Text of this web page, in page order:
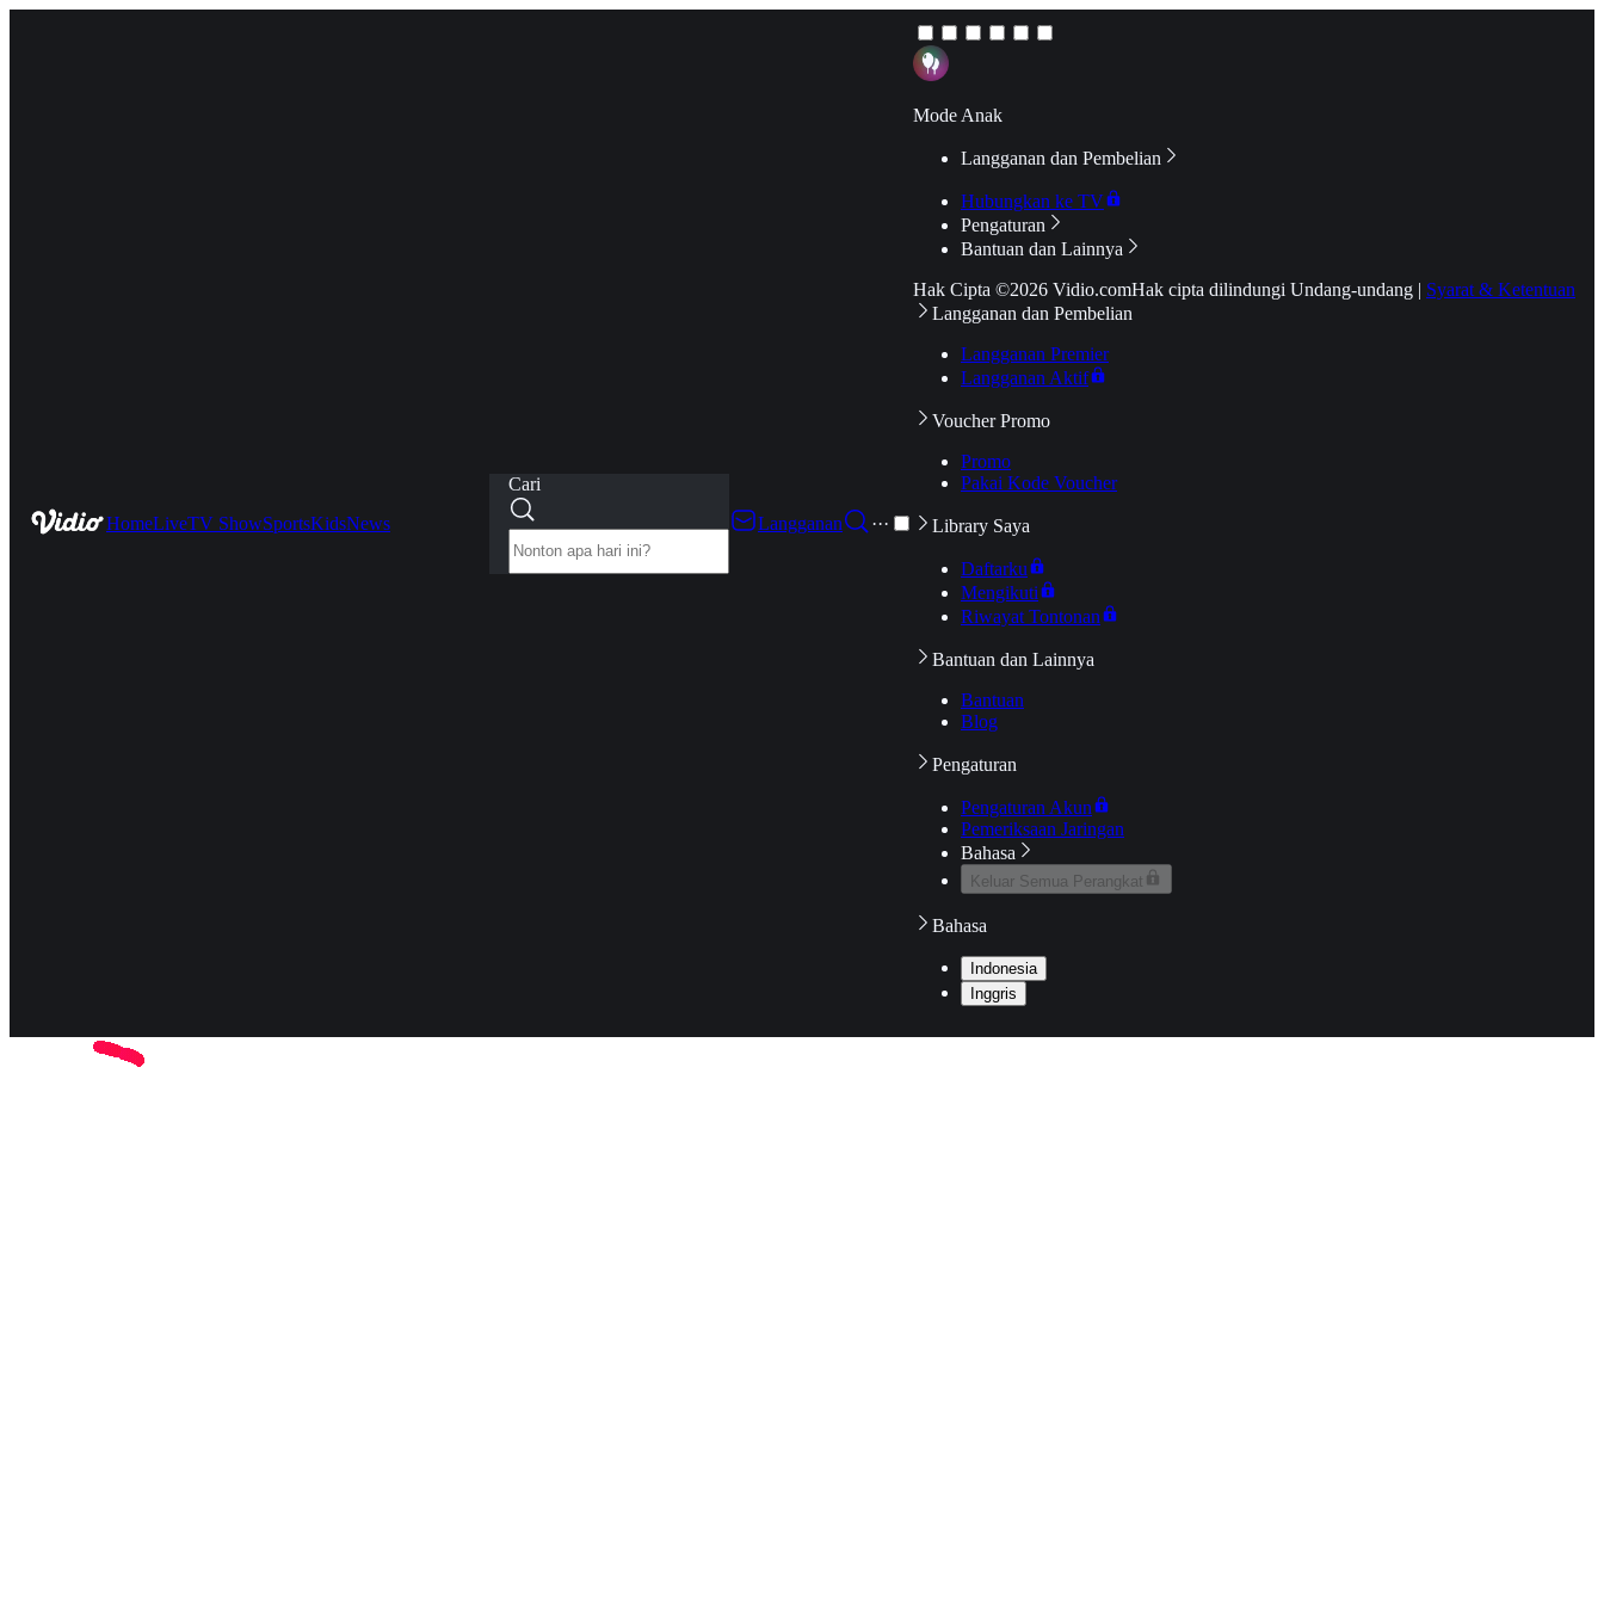
HomeLiveTV ShowSportsKidsNews
Cari
Langganan
···
Mode Anak
Langganan dan Pembelian
Hubungkan ke TV
Pengaturan
Bantuan dan Lainnya
Hak Cipta ©2026 Vidio.comHak cipta dilindungi Undang-undang | Syarat & Ketentuan
Langganan dan Pembelian
Langganan Premier
Langganan Aktif
Voucher Promo
Promo
Pakai Kode Voucher
Library Saya
Daftarku
Mengikuti
Riwayat Tontonan
Bantuan dan Lainnya
Bantuan
Blog
Pengaturan
Pengaturan Akun
Pemeriksaan Jaringan
Bahasa
Keluar Semua Perangkat
Bahasa
Indonesia
Inggris